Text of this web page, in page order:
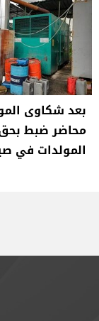
محاضر ضبط
المولدات في